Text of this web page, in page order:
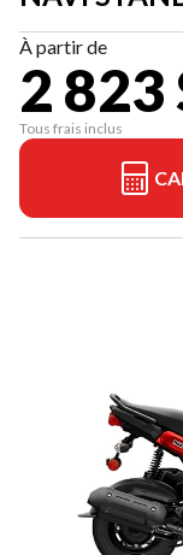
À partir de
2 823
Tous frais inclus